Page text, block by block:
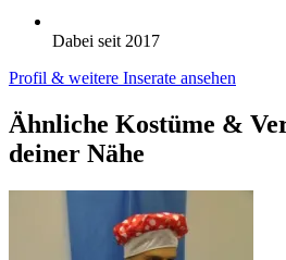
Dabei seit 2017
Profil & weitere Inserate ansehen
Ähnliche Kostüme &
deiner Nähe